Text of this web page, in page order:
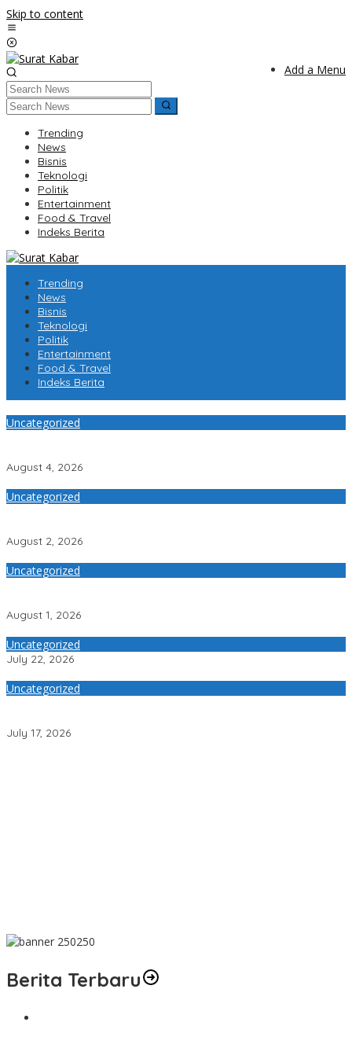
Skip to content
Add a Menu
Trending
News
Bisnis
Teknologi
Politik
Entertainment
Food & Travel
Indeks Berita
Trending
News
Bisnis
Teknologi
Politik
Entertainment
Food & Travel
Indeks Berita
Uncategorized
August 4, 2026
Uncategorized
August 2, 2026
Uncategorized
August 1, 2026
Uncategorized
July 22, 2026
Uncategorized
July 17, 2026
Berita Terbaru